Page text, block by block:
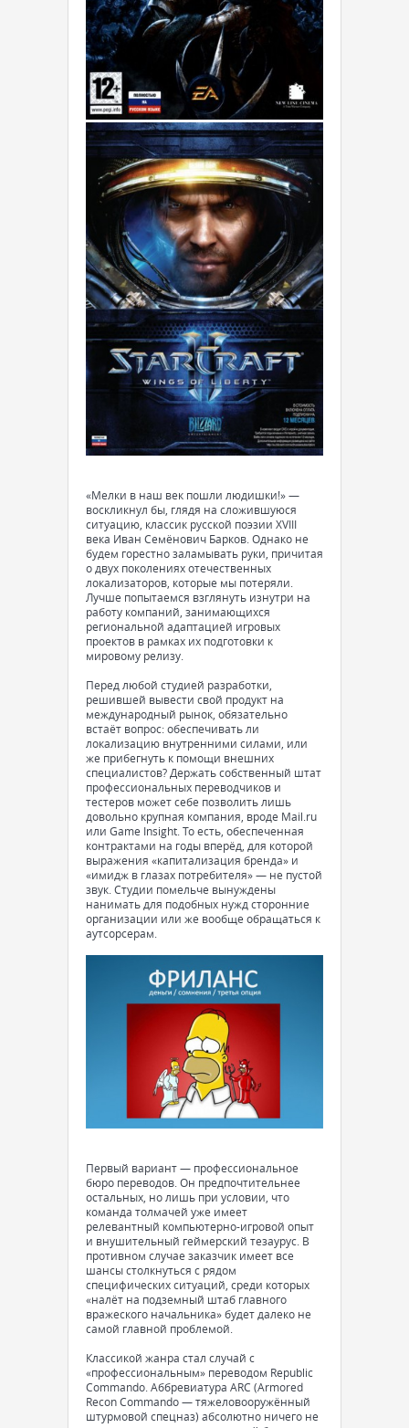
«Мелки в наш век пошли людишки!» —
воскликнул бы, глядя на сложившуюся
ситуацию, классик русской поэзии XVIII
века Иван Семёнович Барков. Однако не
будем горестно заламывать руки, причитая
о двух поколениях отечественных
локализаторов, которые мы потеряли.
Лучше попытаемся взглянуть изнутри на
работу компаний, занимающихся
региональной адаптацией игровых
проектов в рамках их подготовки к
мировому релизу.
Перед любой студией разработки,
решившей вывести свой продукт на
международный рынок, обязательно
встаёт вопрос: обеспечивать ли
локализацию внутренними силами, или
же прибегнуть к помощи внешних
специалистов? Держать собственный штат
профессиональных переводчиков и
тестеров может себе позволить лишь
довольно крупная компания, вроде Mail.ru
или Game Insight. То есть, обеспеченная
контрактами на годы вперёд, для которой
выражения «капитализация бренда» и
«имидж в глазах потребителя» — не пустой
звук. Студии помельче вынуждены
нанимать для подобных нужд сторонние
организации или же вообще обращаться к
аутсорсерам.
Первый вариант — профессиональное
бюро переводов. Он предпочтительнее
остальных, но лишь при условии, что
команда толмачей уже имеет
релевантный компьютерно-игровой опыт
и внушительный геймерский тезаурус. В
противном случае заказчик имеет все
шансы столкнуться с рядом
специфических ситуаций, среди которых
«налёт на подземный штаб главного
вражеского начальника» будет далеко не
самой главной проблемой.
Классикой жанра стал случай с
«профессиональным» переводом Republic
Commando. Аббревиатура ARC (Armored
Recon Commando — тяжеловооружённый
штурмовой спецназ) абсолютно ничего не